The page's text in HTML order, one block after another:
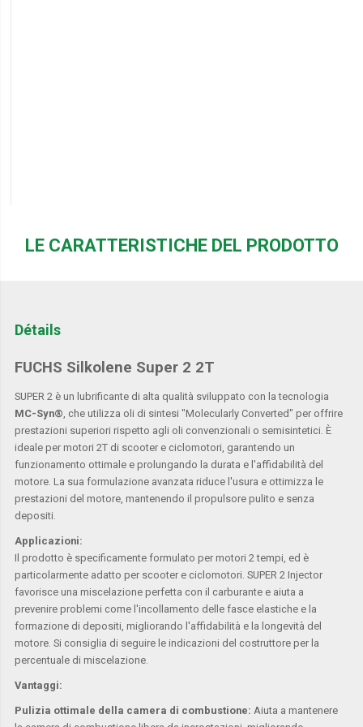
LE CARATTERISTICHE DEL PRODOTTO
Détails
FUCHS Silkolene Super 2 2T
SUPER 2 è un lubrificante di alta qualità sviluppato con la tecnologia
MC-Syn®, che utilizza oli di sintesi "Molecularly Converted" per offrire
prestazioni superiori rispetto agli oli convenzionali o semisintetici. È
ideale per motori 2T di scooter e ciclomotori, garantendo un
funzionamento ottimale e prolungando la durata e l'affidabilità del
motore. La sua formulazione avanzata riduce l'usura e ottimizza le
prestazioni del motore, mantenendo il propulsore pulito e senza
depositi.
Applicazioni:
Il prodotto è specificamente formulato per motori 2 tempi, ed è
particolarmente adatto per scooter e ciclomotori. SUPER 2 Injector
favorisce una miscelazione perfetta con il carburante e aiuta a
prevenire problemi come l'incollamento delle fasce elastiche e la
formazione di depositi, migliorando l'affidabilità e la longevità del
motore. Si consiglia di seguire le indicazioni del costruttore per la
percentuale di miscelazione.
Vantaggi:
Pulizia ottimale della camera di combustione: Aiuta a mantenere